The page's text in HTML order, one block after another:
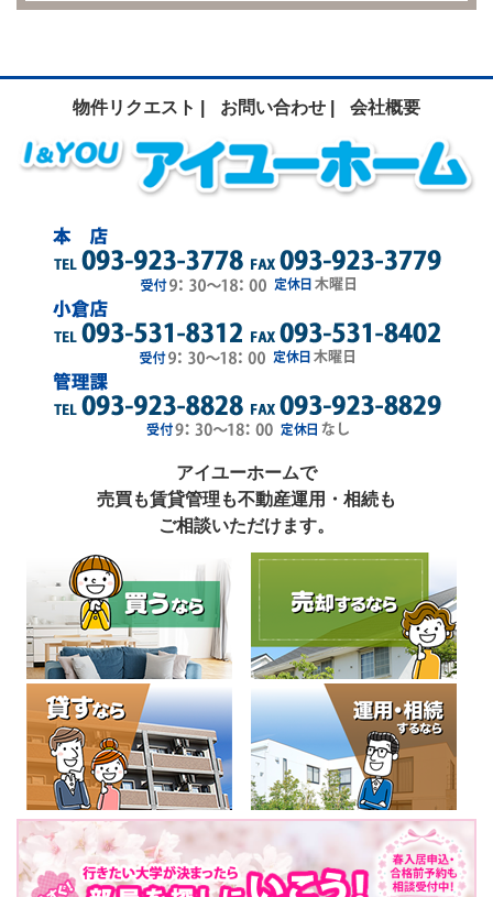
物件リクエスト | お問い合わせ | 会社概要
アイユーホームで
売買も賃貸管理も不動産運用・相続も
ご相談いただけます。